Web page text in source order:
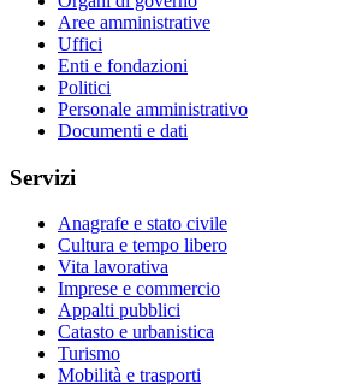
Aree amministrative
Uffici
Enti e fondazioni
Politici
Personale amministrativo
Documenti e dati
Servizi
Anagrafe e stato civile
Cultura e tempo libero
Vita lavorativa
Imprese e commercio
Appalti pubblici
Catasto e urbanistica
Turismo
Mobilità e trasporti